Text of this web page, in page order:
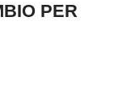
PER